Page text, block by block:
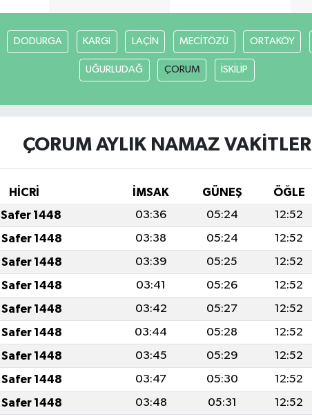
DODURGA KARGI LAÇİN MECİTÖZÜ ORTAKÖY
UĞURLUDAĞ ÇORUM İSKİLİP
ÇORUM AYLIK NAMAZ VAKITLERI
HİCRİ İMSAK GÜNEŞ ÖĞLE
Safer 1448 03:36 05:24 12:52
Safer 1448 03:38 05:24 12:52
Safer 1448 03:39 05:25 12:52
Safer 1448 03:41 05:26 12:52
Safer 1448 03:42 05:27 12:52
Safer 1448 03:44 05:28 12:52
Safer 1448 03:45 05:29 12:52
Safer 1448 03:47 05:30 12:52
Safer 1448 03:48 05:31 12:52